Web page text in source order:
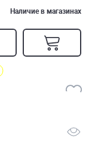
Наличие в магазинах